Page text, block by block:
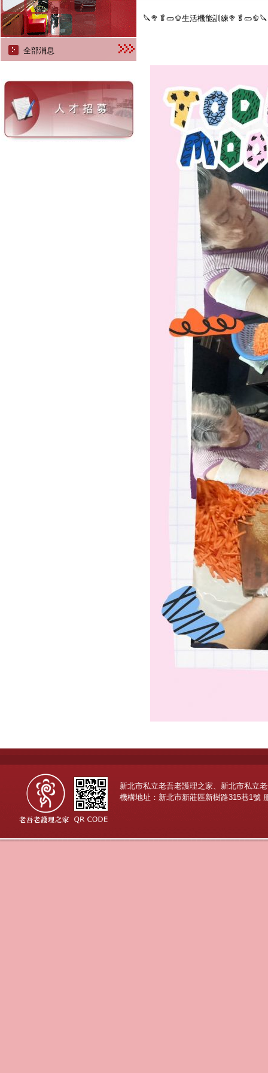
全部消息
🔪🥦🥬🥒🫑生活機能訓練🥦🥬🥒🫑🔪
新北市私立老吾老護理之家、新北市私立
機構地址：新北市新莊區新樹路315巷1號